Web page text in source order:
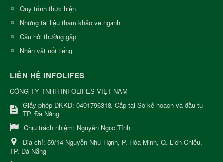
Quy trình thực hiện
Những tài liệu tham khảo về ngành
Câu hỏi thường gặp
Nhân vật nổi tiếng
LIÊN HỆ INFOLIFES
CÔNG TY TNHH INFOLIFES VIỆT NAM
Giấy phép ĐKKD: 0401796318, Cấp tại Sở kế hoạch và đầu tư
TP. Đà Nẵng
Chịu trách nhiệm: Nguyễn Ngọc Tỉnh
Địa chỉ: 59/14 Nguyễn Như Hạnh, P. Hòa Minh, Q. Liên Chiểu,
TP. Đà Nẵng